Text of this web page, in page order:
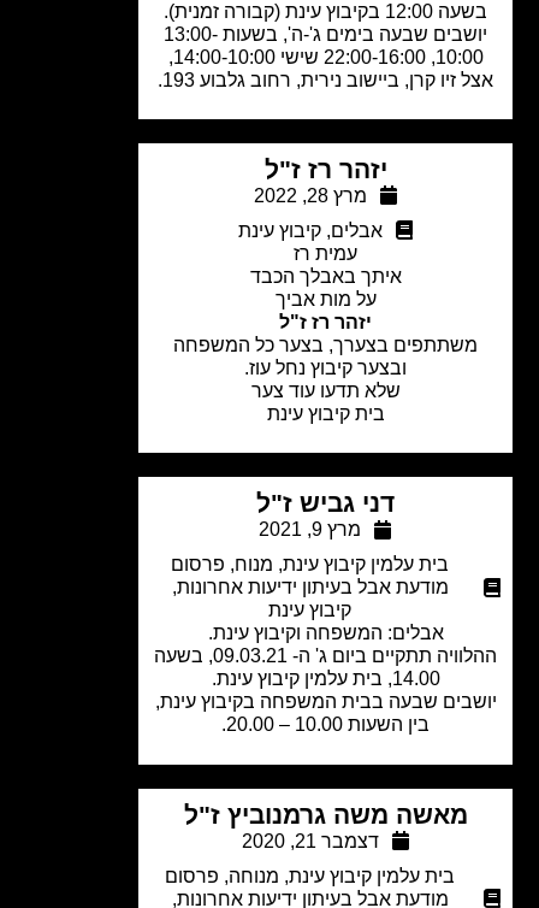
יושבים שבעה בימים ג'-ה', בשעות 13:00-
10:00, 22:00-16:00 שישי 14:00-10:00,
זיו קרן, ביישוב נירית, רחוב גלבוע 193.
יזהר רז ז"ל
מרץ 28, 2022
אבלים
קיבוץ עינת
עמית רז
איתך באבלך הכבד
על מות אביך
יזהר רז ז"ל
בצערך, בצער כל המשפחה
ובצער קיבוץ נחל עוז.
שלא תדעו עוד צער
בית קיבוץ עינת
דני גביש ז"ל
מרץ 9, 2021
בית עלמין קיבוץ עינת,מנוח,פרסום
מודעת אבל בעיתון ידיעות אחרונות,
קיבוץ עינת
אבלים: המשפחה וקיבוץ עינת.
ההלוויה תתקיים ביום ג' ה- 09.03.21, בשעה
שבעה בבית המשפחה בקיבוץ עינת,
בין השעות 10.00 – 20.00.
מאשה משה גרמנוביץ ז"ל
דצמבר 21, 2020
בית עלמין קיבוץ עינת,מנוחה, פרסום
מודעת אבל בעיתון ידיעות אחרונות,